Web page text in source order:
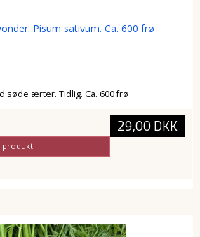
Pisum sativum. Ca. 600 frø
søde ærter. Tidlig. Ca. 600 frø
29,00 DKK
produkt